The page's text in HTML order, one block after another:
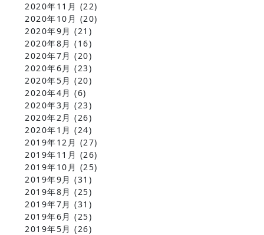
2020年11月 (22)
2020年10月 (20)
2020年9月 (21)
2020年8月 (16)
2020年7月 (20)
2020年6月 (23)
2020年5月 (20)
2020年4月 (6)
2020年3月 (23)
2020年2月 (26)
2020年1月 (24)
2019年12月 (27)
2019年11月 (26)
2019年10月 (25)
2019年9月 (31)
2019年8月 (25)
2019年7月 (31)
2019年6月 (25)
2019年5月 (26)